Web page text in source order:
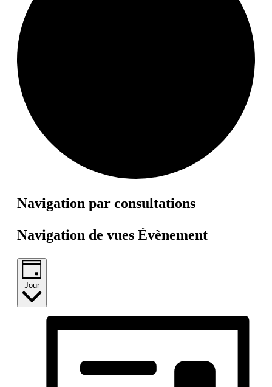
Évènements
for
9
avril
2025
Navigation par consultations
Navigation de vues Évènement
Jour